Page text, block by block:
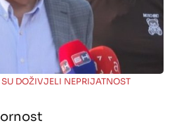
DOŽIVJELI NEPRIJATNOST